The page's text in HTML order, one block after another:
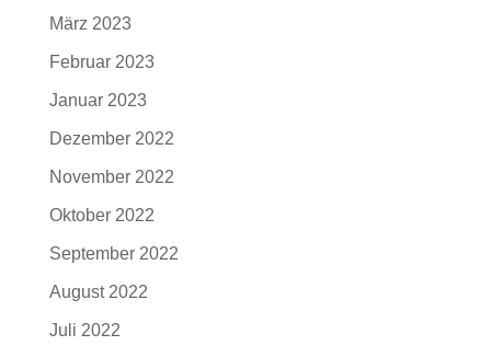
März 2023
Februar 2023
Januar 2023
Dezember 2022
November 2022
Oktober 2022
September 2022
August 2022
Juli 2022